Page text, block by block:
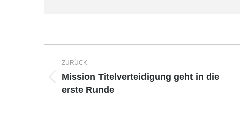
ZURÜCK
Vorheriger
Beitrag:
Mission Titelverteidigung geht in die
erste Runde